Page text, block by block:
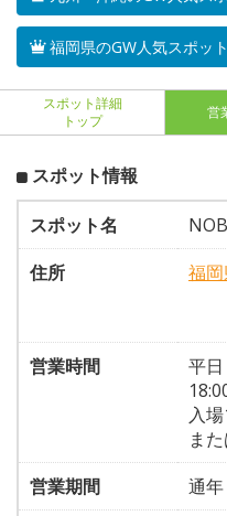
福岡県のGW人気スポッ
スポット詳細
トップ
営
スポット情報
スポット名
住所
福
営業時間
平
入
ま
営業期間
通年